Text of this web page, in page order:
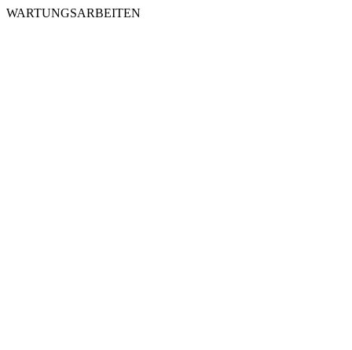
WARTUNGSARBEITEN